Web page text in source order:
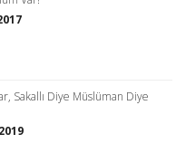
Sakallı Diye Müslüman Diye